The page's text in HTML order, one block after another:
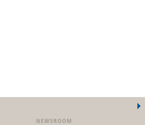
NEWSROOM